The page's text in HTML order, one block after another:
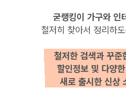
굳랭킹이 가구와 인
철저히 찾아서 정리하
철저한검색과 꾸준
할인정보 및 다양
새로 출시한 신상